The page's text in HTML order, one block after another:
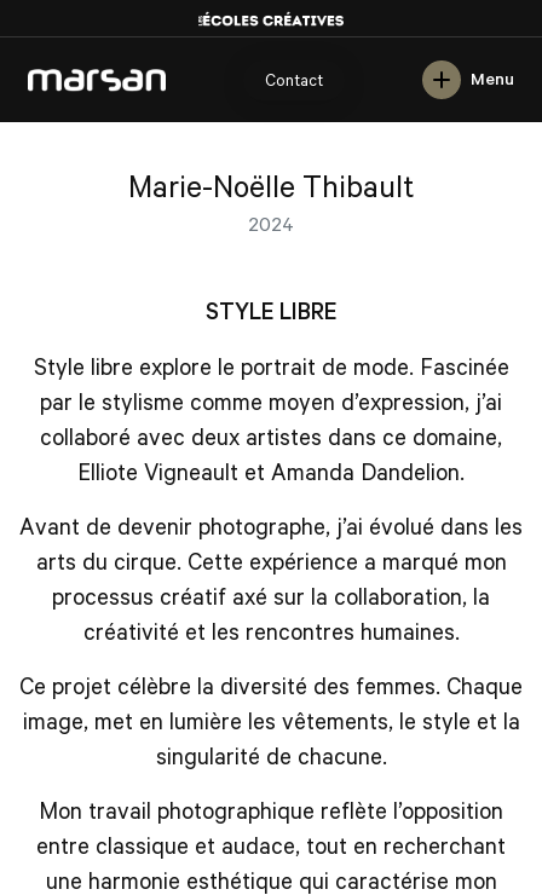
Contact Menu
English
Marie-Noëlle Thibault
2024
STYLE LIBRE
Style libre explore le portrait de mode. Fascinée
par le stylisme comme moyen d’expression, j’ai
collaboré avec deux artistes dans ce domaine,
Elliote Vigneault et Amanda Dandelion.
Avant de devenir photographe, j’ai évolué dans les
arts du cirque. Cette expérience a marqué mon
processus créatif axé sur la collaboration, la
créativité et les rencontres humaines.
Ce projet célèbre la diversité des femmes. Chaque
image, met en lumière les vêtements, le style et la
singularité de chacune.
Mon travail photographique reflète l’opposition
entre classique et audace, tout en recherchant
une harmonie esthétique qui caractérise mon